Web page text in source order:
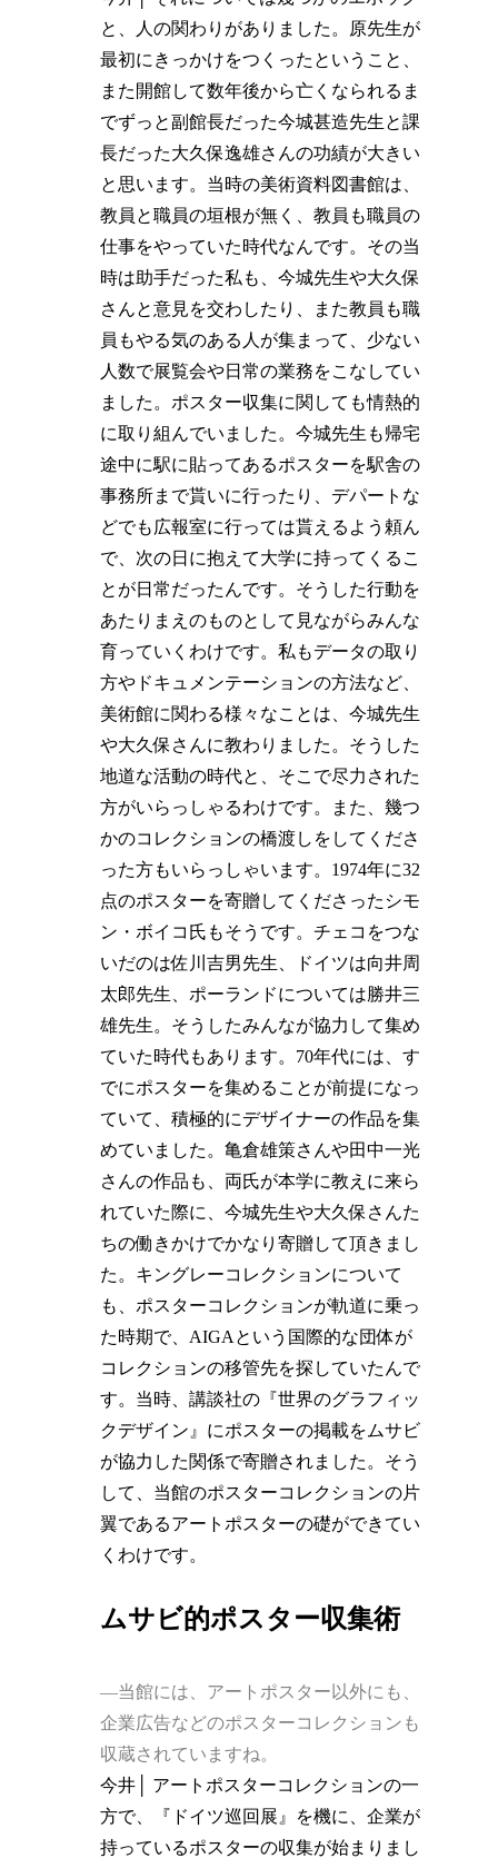
と、人の関わりがありました。原先生が
最初にきっかけをつくったということ、
また開館して数年後から亡くなられるま
でずっと副館長だった今城甚造先生と課
長だった大久保逸雄さんの功績が大きい
と思います。当時の美術資料図書館は、
教員と職員の垣根が無く、教員も職員の
仕事をやっていた時代なんです。その当
時は助手だった私も、今城先生や大久保
さんと意見を交わしたり、また教員も職
員もやる気のある人が集まって、少ない
人数で展覧会や日常の業務をこなしてい
ました。ポスター収集に関しても情熱的
に取り組んでいました。今城先生も帰宅
途中に駅に貼ってあるポスターを駅舎の
事務所まで貰いに行ったり、デパートな
どでも広報室に行っては貰えるよう頼ん
で、次の日に抱えて大学に持ってくるこ
とが日常だったんです。そうした行動を
あたりまえのものとして見ながらみんな
育っていくわけです。私もデータの取り
方やドキュメンテーションの方法など、
美術館に関わる様々なことは、今城先生
や大久保さんに教わりました。そうした
地道な活動の時代と、そこで尽力された
方がいらっしゃるわけです。また、幾つ
かのコレクションの橋渡しをしてくださ
った方もいらっしゃいます。1974年に32
点のポスターを寄贈してくださったシモ
ン・ボイコ氏もそうです。チェコをつな
いだのは佐川吉男先生、ドイツは向井周
太郎先生、ポーランドについては勝井三
雄先生。そうしたみんなが協力して集め
ていた時代もあります。70年代には、す
でにポスターを集めることが前提になっ
ていて、積極的にデザイナーの作品を集
めていました。亀倉雄策さんや田中一光
さんの作品も、両氏が本学に教えに来ら
れていた際に、今城先生や大久保さんた
ちの働きかけでかなり寄贈して頂きまし
た。キングレーコレクションについて
も、ポスターコレクションが軌道に乗っ
た時期で、AIGAという国際的な団体が
コレクションの移管先を探していたんで
す。当時、講談社の『世界のグラフィッ
クデザイン』にポスターの掲載をムサビ
が協力した関係で寄贈されました。そう
して、当館のポスターコレクションの片
翼であるアートポスターの礎ができてい
くわけです。
ムサビ的ポスター収集術
―当館には、アートポスター以外にも、
企業広告などのポスターコレクションも
収蔵されていますね。
今井│ アートポスターコレクションの一
方で、『ドイツ巡回展』を機に、企業が
持っているポスターの収集が始まりまし